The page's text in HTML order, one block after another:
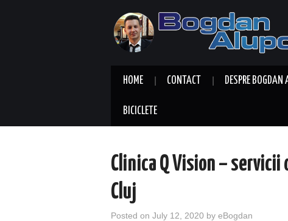
HOME CONTACT DESPRE BOGDAN
BICICLETE
Clinica Q Vision –
Cluj
Posted on July 12, 2020 by eBogdan